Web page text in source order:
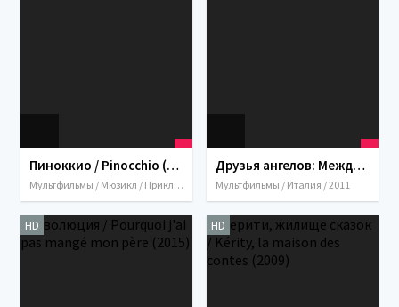
Пиноккио / Pinocchio (2012)
Мультфильмы / Мюзикл / Приключения / Семейный / Фэнтези / Италия / Франция / 2012
Друзья ангелов: Между мечтой и реальностью / Angel's Friends - Tra sogno e realtà (2011)
Мультфильмы / Италия / 2011
HD HD